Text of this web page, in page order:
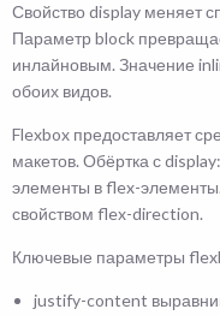
Свойство display меняет
Параметр block
инлайновым. Значение
обоих видов.
Flexbox предоставляет
макетов. Обёртка с
элементы в flex-
свойством flex-direction.
Ключевые параметры
justify-content